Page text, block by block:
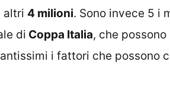
altri 4 milioni. Sono invece 5 i
di Coppa Italia, che
i fattori che possono